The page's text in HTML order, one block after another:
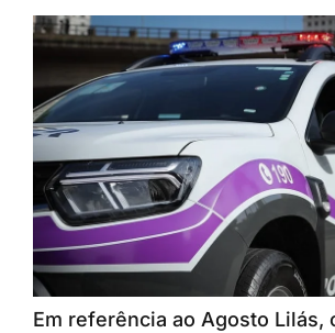
Em referência ao Agosto Lilás,